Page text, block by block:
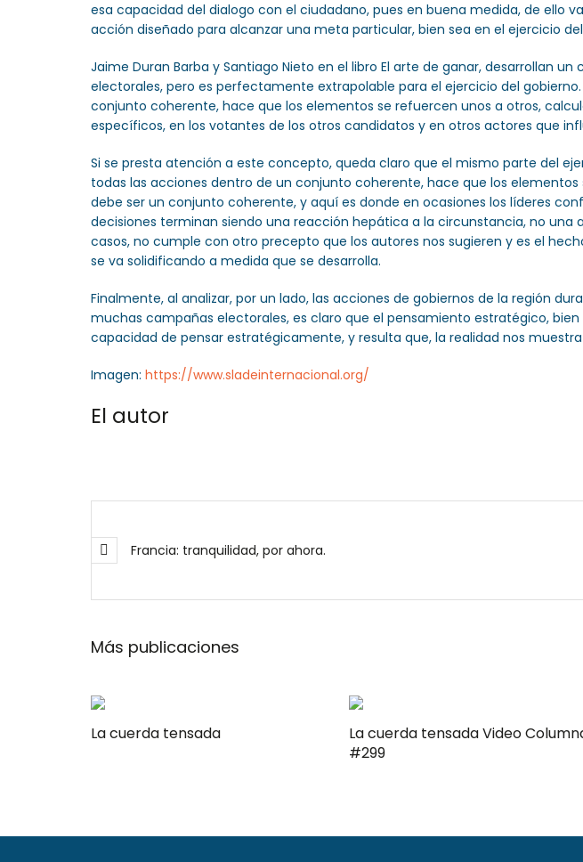
esa capacidad del dialogo con el ciudadano, pues en buena medida, de ello
acción diseñado para alcanzar una meta particular, bien sea en el ejercicio
Jaime Duran Barba y Santiago Nieto en el libro El arte de ganar, desarrollan
electorales, pero es perfectamente extrapolable para el ejercicio del
conjunto coherente, hace que los elementos se refuercen unos a otros,
específicos, en los votantes de los otros candidatos y en otros actores que
Si se presta atención a este concepto, queda claro que el mismo parte del
todas las acciones dentro de un conjunto coherente, hace que los
debe ser un conjunto coherente, y aquí es donde en ocasiones los líderes
decisiones terminan siendo una reacción hepática a la circunstancia, no
casos, no cumple con otro precepto que los autores nos sugieren y es el
se va solidificando a medida que se desarrolla.
Finalmente, al analizar, por un lado, las acciones de gobiernos de la región
muchas campañas electorales, es claro que el pensamiento estratégico,
capacidad de pensar estratégicamente, y resulta que, la realidad nos
Imagen: https://www.sladeinternacional.org/
El autor
Francia: tranquilidad, por ahora.
Más publicaciones
La cuerda tensada
La cuerda tensada Video Columna
#299